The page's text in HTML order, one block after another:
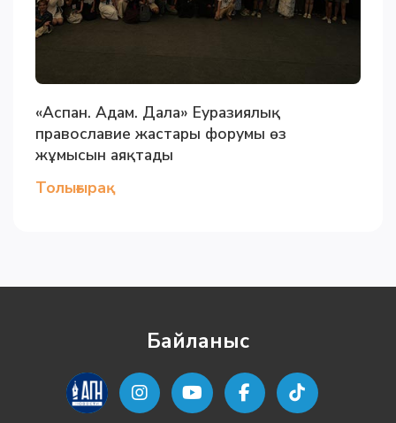
«Аспан. Адам. Дала» Еуразиялық
православие жастары форумы өз
жұмысын аяқтады
Толығырақ
Байланыс